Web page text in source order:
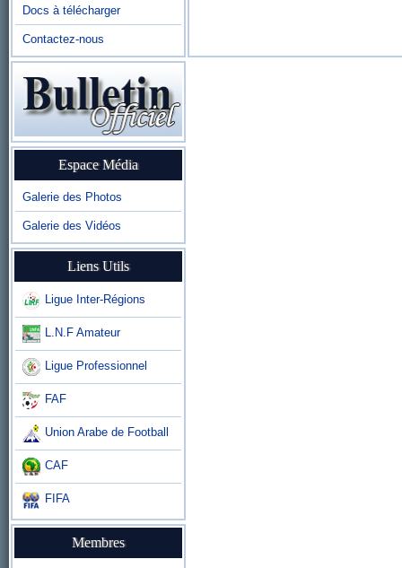
Docs à télécharger
Contactez-nous
Espace Média
Galerie des Photos
Galerie des Vidéos
Liens Utils
Ligue Inter-Régions
L.N.F Amateur
Ligue Professionnel
FAF
Union Arabe de Football
CAF
FIFA
Membres